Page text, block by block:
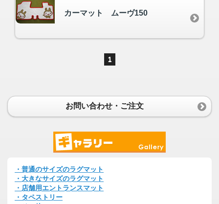
カーマット ムーヴ150
1
お問い合わせ・ご注文
・普通のサイズのラグマット
・大きなサイズのラグマット
・店舗用エントランスマット
・タペストリー